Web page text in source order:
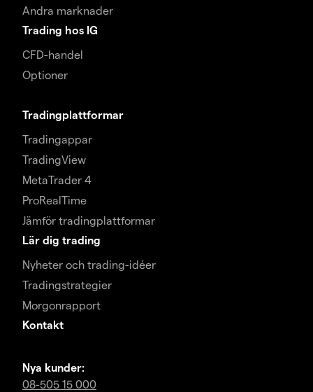
Andra marknader
Trading hos IG
CFD-handel
Optioner
Tradingplattformar
Tradingappar
TradingView
MetaTrader 4
ProRealTime
Jämför tradingplattformar
Lär dig trading
Nyheter och trading-idéer
Tradingstrategier
Morgonrapport
Kontakt
Nya kunder:
08-505 15 000